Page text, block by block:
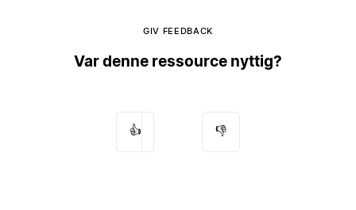
GIV FEEDBACK
Var denne ressource nyttig?
👍 👎